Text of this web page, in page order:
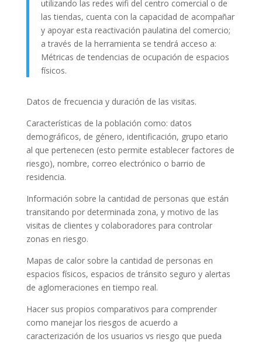
utilizando las redes wifi del centro comercial o de
las tiendas, cuenta con la capacidad de acompañar
y apoyar esta reactivación paulatina del comercio;
a través de la herramienta se tendrá acceso a:
Métricas de tendencias de ocupación de espacios
físicos.
Datos de frecuencia y duración de las visitas.
Características de la población como: datos
demográficos, de género, identificación, grupo etario
al que pertenecen (esto permite establecer factores de
riesgo), nombre, correo electrónico o barrio de
residencia.
Información sobre la cantidad de personas que están
transitando por determinada zona, y motivo de las
visitas de clientes y colaboradores para controlar
zonas en riesgo.
Mapas de calor sobre la cantidad de personas en
espacios físicos, espacios de tránsito seguro y alertas
de aglomeraciones en tiempo real.
Hacer sus propios comparativos para comprender
como manejar los riesgos de acuerdo a
caracterización de los usuarios vs riesgo que pueda